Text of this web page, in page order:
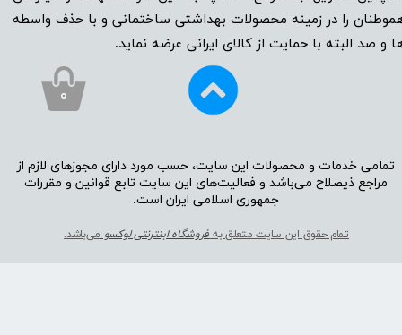
را در زمینه‌‌‌ محصولات بهداشتی ساختمانی و با حذف واسطه
و صد البته با حمایت از کالای ایرانی عرضه نماید.
تمامی خدمات و محصولات این سایت، حسب مورد دارای مجوز‌‌‌‌های لازم از
مراجع ذیصلاح می‌باشد و فعالیت‌‌‌‌های این سایت تابع قوانین و مقررات
جمهوری اسلامی ایران است.​​​​​​​
تمام حقوق این سایت متعلق بهفروشگاه اینترنتی لوکسومی‌باشد.
۰